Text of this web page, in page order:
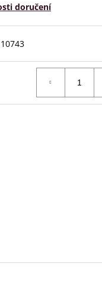
doručení
10743